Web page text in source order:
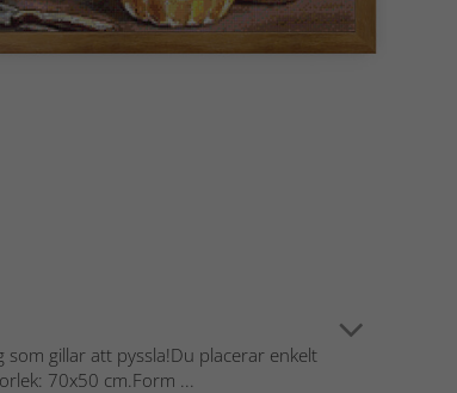
gillar att pyssla!Du placerar enkelt
70x50 cm.Form ...